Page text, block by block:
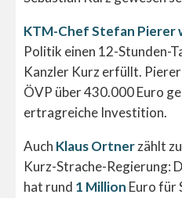
KTM-Chef Stefan Pierer
Politik einen 12-Stunden-
Kanzler Kurz erfüllt.
ÖVP über 430.000 Euro
ertragreiche Investition.
Auch Klaus Ortnerzählt
Kurz-Strache-Regierung:
hat rund 1 Million Euro für